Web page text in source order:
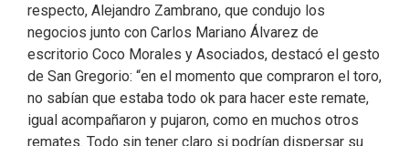
respecto, Alejandro Zambrano, que condujo los
negocios junto con Carlos Mariano Álvarez de
escritorio Coco Morales y Asociados, destacó el gesto
de San Gregorio: “en el momento que compraron el toro,
no sabían que estaba todo ok para hacer este remate,
igual acompañaron y pujaron, como en muchos otros
remates. Todo sin tener claro si podrían dispersar su